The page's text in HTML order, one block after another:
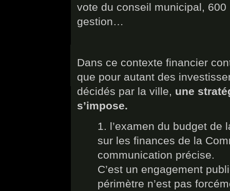
vote du conseil municipal, 600
gestion…
Dans ce contexte financier
que pour autant des
décidés par la ville, une
s’impose.
1. l’examen du budget de
sur les finances de la
communication précise.
C’est un engagement
périmètre n’est pas